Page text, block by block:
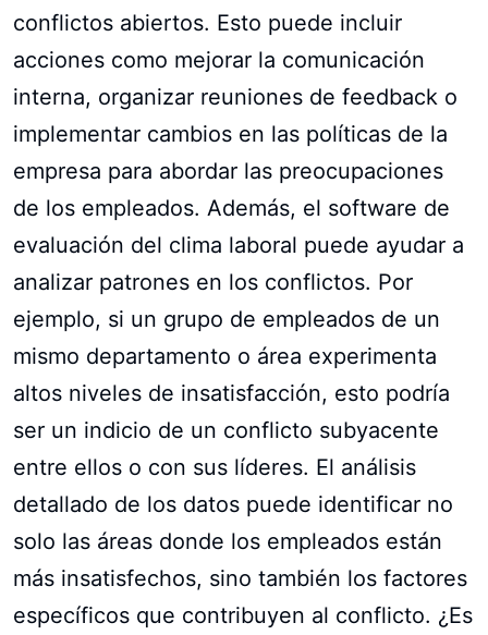
conflictos abiertos. Esto puede incluir
acciones como mejorar la comunicación
interna, organizar reuniones de feedback o
implementar cambios en las políticas de la
empresa para abordar las preocupaciones
de los empleados. Además, el software de
evaluación del clima laboral puede ayudar a
analizar patrones en los conflictos. Por
ejemplo, si un grupo de empleados de un
mismo departamento o área experimenta
altos niveles de insatisfacción, esto podría
ser un indicio de un conflicto subyacente
entre ellos o con sus líderes. El análisis
detallado de los datos puede identificar no
solo las áreas donde los empleados están
más insatisfechos, sino también los factores
específicos que contribuyen al conflicto. ¿Es